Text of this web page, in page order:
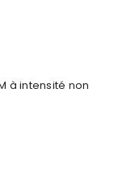
à intensité non